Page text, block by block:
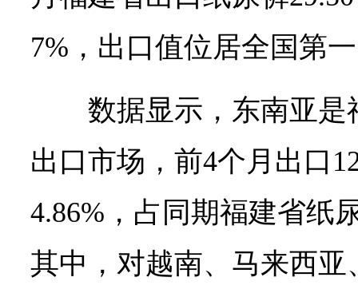
7%，出口值位居全国第
数据显示，东南亚
出口市场，前4个月出口
4.86%，占同期福建省纸
其中，对越南、马来西亚